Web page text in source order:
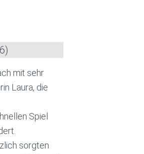
mit sehr
Laura, die
Spiel
sorgten